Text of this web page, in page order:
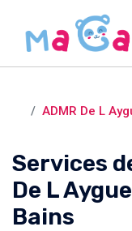
ADMR De L
Services
De L
Bains